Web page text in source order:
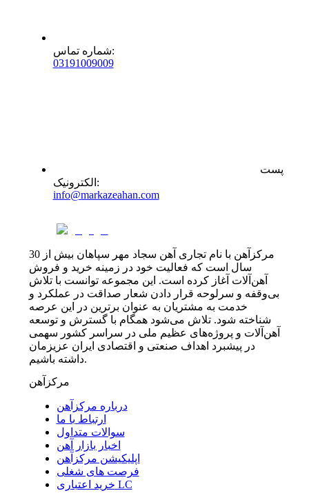
شماره تماس:
03191009009
پست
الکترونیک :
info@markazeahan.com
مرکزآهن با نام تجاری آهن سجاد مهر سپاهان بیش از 30
سال است که فعالیت خود در زمینه خرید و فروش
آهن‌آلات آغاز کرده است. این مجموعه توانست با تلاش
بی‌وقفه و سرلوحه قرار دادن شعار صداقت در عملکرد و
خدمت به مشتریان به عنوان برترین در این عرصه
شناخته شود. تلاش می‌شود همگام با گسترش و توسعه
آهن‌آلات و پروژه‌های عظیم ملی در سراسر کشور سهمی
در پیشبرد اهداف صنعتی و اقتصادی ایران عزیزمان
داشته باشیم.
مرکزآهن
درباره مرکزآهن
ارتباط با ما
سوالات متداول
اخبار بازار آهن
اپلیکیشن مرکزآهن
فرصت های شغلی
خرید اعتباری LC